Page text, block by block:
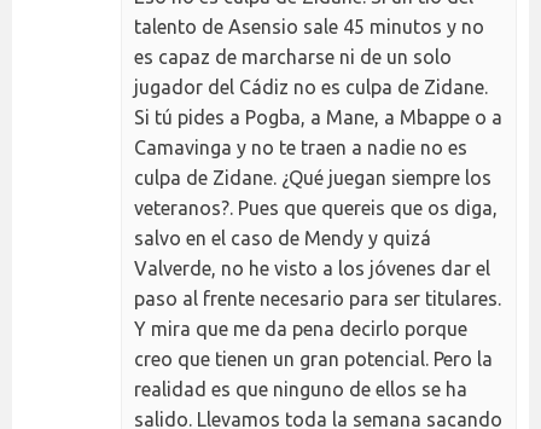
talento de Asensio sale 45 minutos y no
es capaz de marcharse ni de un solo
jugador del Cádiz no es culpa de Zidane.
Si tú pides a Pogba, a Mane, a Mbappe o a
Camavinga y no te traen a nadie no es
culpa de Zidane. ¿Qué juegan siempre los
veteranos?. Pues que quereis que os diga,
salvo en el caso de Mendy y quizá
Valverde, no he visto a los jóvenes dar el
paso al frente necesario para ser titulares.
Y mira que me da pena decirlo porque
creo que tienen un gran potencial. Pero la
realidad es que ninguno de ellos se ha
salido. Llevamos toda la semana sacando